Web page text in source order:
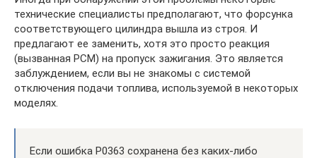
технические специалисты предполагают, что форсунка
соответствующего цилиндра вышла из строя. И
предлагают ее заменить, хотя это просто реакция
(вызванная PCM) на пропуск зажигания. Это является
заблуждением, если вы не знакомы с системой
отключения подачи топлива, используемой в некоторых
моделях.
Если ошибка P0363 сохранена без каких-либо